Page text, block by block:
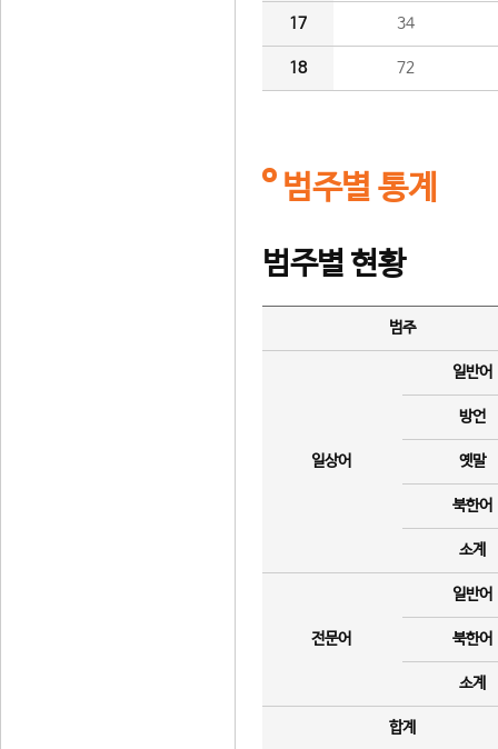
17 34
18 72
범주별 통계
범주별 현황
범주
일상어
일반어
방언
옛말
북한어
소계
전문어
일반어
북한어
소계
합계